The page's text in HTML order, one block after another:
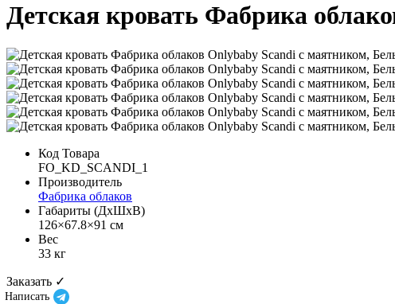
Детская кровать Фабрика
Код Товара
FO_KD_SCANDI_1
Производитель
Фабрика облаков
Габариты (ДхШхВ)
126×67.8×91 см
Вес
33 кг
Заказать ✓
Написать